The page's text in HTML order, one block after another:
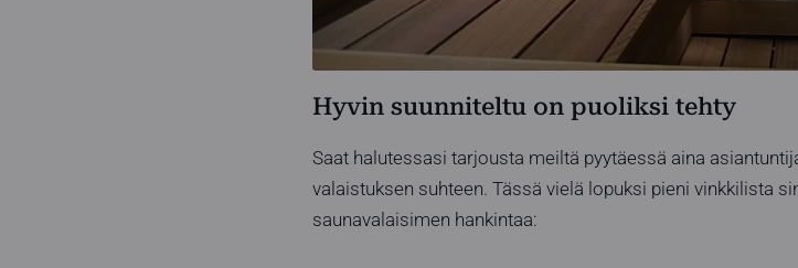
Hyvin suunniteltu on puoliksi tehty
Saat halutessasi tarjousta meiltä pyytäessä aina
valaistuksen suhteen. Tässä vielä lopuksi pieni vinkkilista
saunavalaisimen hankintaa: